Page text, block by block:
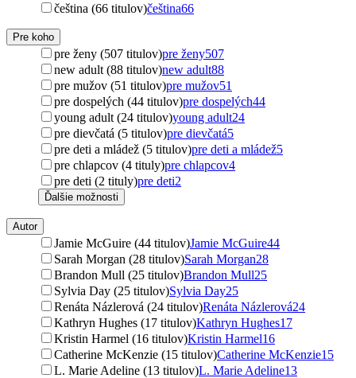
čeština (66 titulov)čeština66
Pre koho
pre ženy (507 titulov)pre ženy507
new adult (88 titulov)new adult88
pre mužov (51 titulov)pre mužov51
pre dospelých (44 titulov)pre dospelých44
young adult (24 titulov)young adult24
pre dievčatá (5 titulov)pre dievčatá5
pre deti a mládež (5 titulov)pre deti a mládež5
pre chlapcov (4 tituly)pre chlapcov4
pre deti (2 tituly)pre deti2
Ďalšie možnosti
Autor
Jamie McGuire (44 titulov)Jamie McGuire44
Sarah Morgan (28 titulov)Sarah Morgan28
Brandon Mull (25 titulov)Brandon Mull25
Sylvia Day (25 titulov)Sylvia Day25
Renáta Názlerová (24 titulov)Renáta Názlerová24
Kathryn Hughes (17 titulov)Kathryn Hughes17
Kristin Harmel (16 titulov)Kristin Harmel16
Catherine McKenzie (15 titulov)Catherine McKenzie15
L. Marie Adeline (13 titulov)L. Marie Adeline13